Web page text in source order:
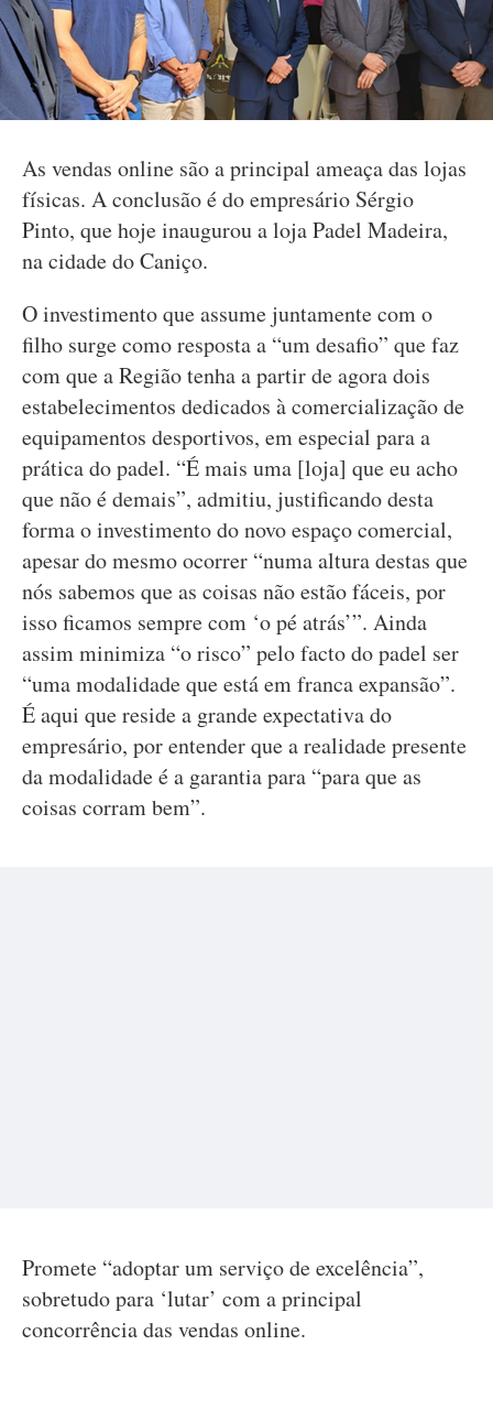
As vendas online são a principal ameaça das lojas
físicas. A conclusão é do empresário Sérgio
Pinto, que hoje inaugurou a loja Padel Madeira,
na cidade do Caniço.
O investimento que assume juntamente com o
filho surge como resposta a “um desafio” que faz
com que a Região tenha a partir de agora dois
estabelecimentos dedicados à comercialização de
equipamentos desportivos, em especial para a
prática do padel. “É mais uma [loja] que eu acho
que não é demais”, admitiu, justificando desta
forma o investimento do novo espaço comercial,
apesar do mesmo ocorrer “numa altura destas que
nós sabemos que as coisas não estão fáceis, por
isso ficamos sempre com ‘o pé atrás’”. Ainda
assim minimiza “o risco” pelo facto do padel ser
“uma modalidade que está em franca expansão”.
É aqui que reside a grande expectativa do
empresário, por entender que a realidade presente
da modalidade é a garantia para “para que as
coisas corram bem”.
Promete “adoptar um serviço de excelência”,
sobretudo para ‘lutar’ com a principal
concorrência das vendas online.